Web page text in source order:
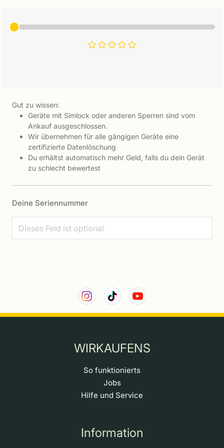
Gut zu wissen:
Geräte mit Simlock oder anderen Sperren sind vom
Ankauf ausgeschlossen.
Wir übernehmen für alle gängigen Geräte eine
zertifizierte Datenlöschung
Du erhältst automatisch mehr Geld, falls du dein Gerät
zu schlecht bewertest
Deine Seriennummer
WIRKAUFENS
So funktionierts
Jobs
Hilfe und Service
Information